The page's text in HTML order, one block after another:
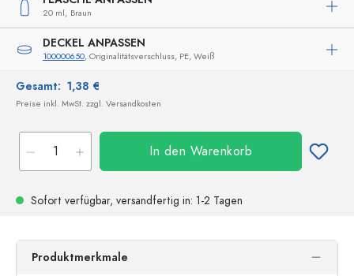
20 ml, Braun
DECKEL ANPASSEN
100000650, Originalitätsverschluss, PE, Weiß
Gesamt: 1,38 €
Preise inkl. MwSt. zzgl. Versandkosten
In den Warenkorb
Sofort verfügbar, versandfertig in: 1-2 Tagen
Produktmerkmale